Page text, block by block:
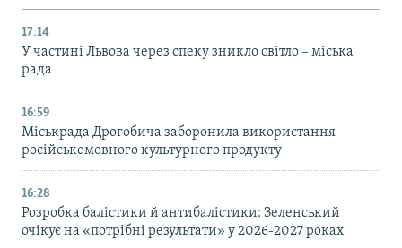
17:14
У частині Львова через спеку зникло світло – міська
рада
16:59
Міськрада Дрогобича заборонила використання
російськомовного культурного продукту
16:28
Розробка балістики й антибалістики: Зеленський
очікує на «потрібні результати» у 2026-2027 роках